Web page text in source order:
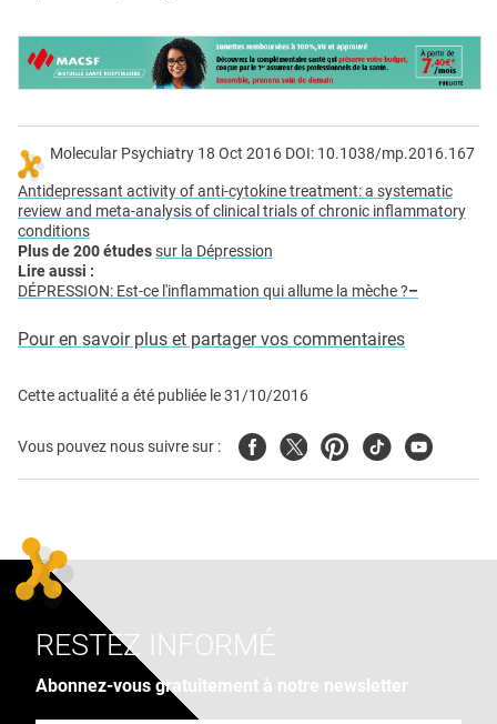
Molecular Psychiatry 18 Oct 2016 DOI: 10.1038/mp.2016.167
Antidepressant activity of anti-cytokine treatment: a systematic
review and meta-analysis of clinical trials of chronic inflammatory
conditions
Plus de 200 étudessur la Dépression
Lire aussi :
DÉPRESSION: Est-ce l'inflammation qui allume la mèche ?–
Pour en savoir plus et partager vos commentaires
Cette actualité a été publiée le31/10/2016
Vous pouvez nous suivre sur : FacebookTwitterPinterest
TiktokYoutube
RESTEZ INFORMÉ
Abonnez-vous gratuitement à notre newsletter